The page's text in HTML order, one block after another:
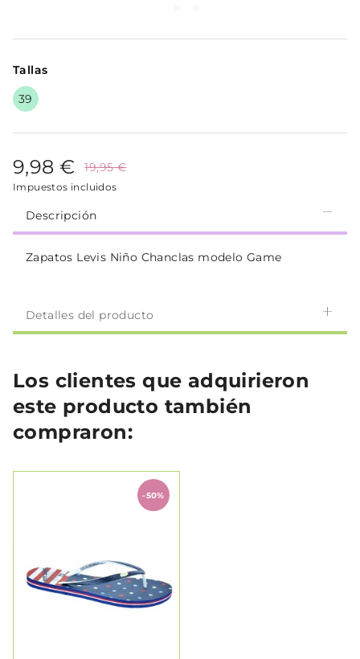
Tallas
39
9,98 € 19,95 €
Impuestos incluidos
Descripción
Zapatos Levis Niño Chanclas modelo Game
Detalles del producto
Los clientes que adquirieron
este producto también
compraron:
-50%